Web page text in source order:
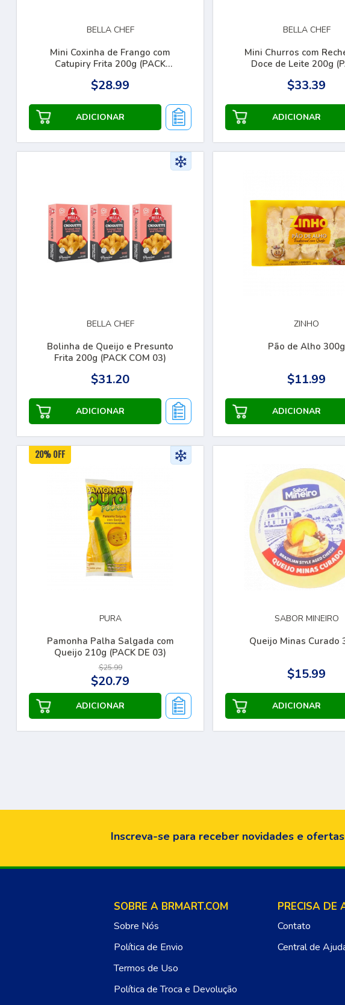
BELLA CHEF
Mini Coxinha de Frango com
Catupiry Frita 200g (PACK
$28.99
BELLA CHEF
Mini Churros com
Doce de Leite 200g
$33.39
BELLA CHEF
Bolinha de Queijo e Presunto
Frita 200g (PACK COM 03)
$31.20
ZINHO
Pão de Alho 300g
$11.99
20% OFF
PURA
Pamonha Palha Salgada com
Queijo 210g (PACK DE 03)
$25.99
$20.79
SABOR MINEIRO
Queijo Minas Curado
$15.99
Inscreva-se para receber novidades e
SOBRE A BRMART.COM
Sobre Nós
Política de Envio
Termos de Uso
Política de Troca e Devolução
PRECISA DE
Contato
Central de